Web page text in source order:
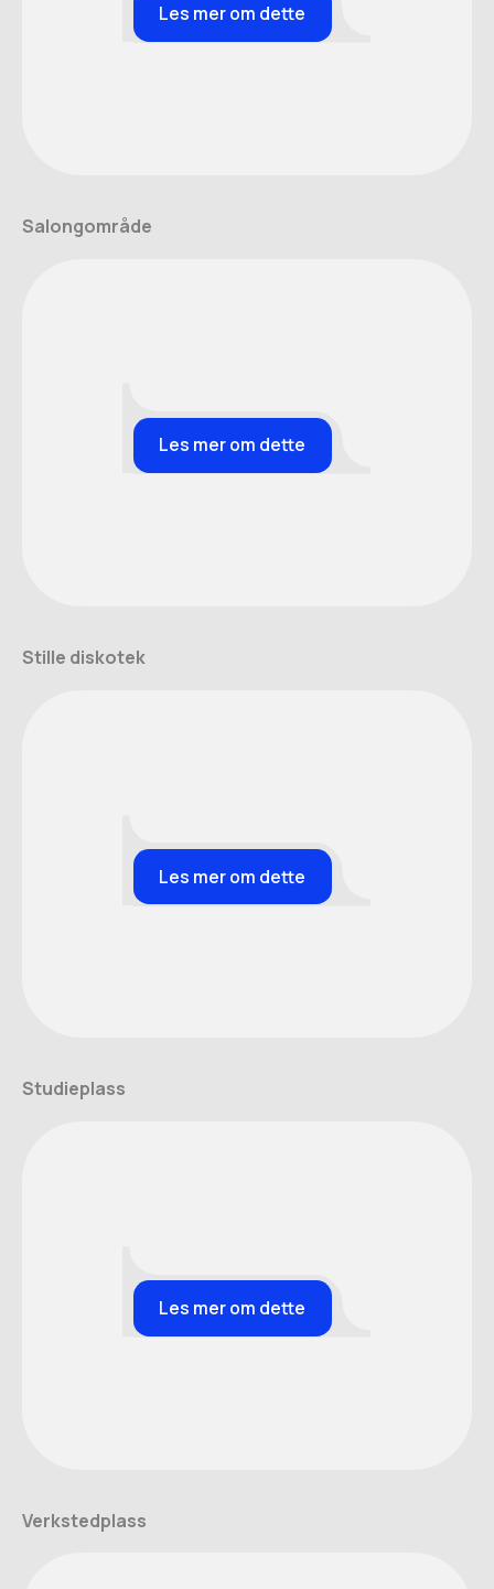
Les mer om dette
Salongområde
Les mer om dette
Stille diskotek
Les mer om dette
Studieplass
Les mer om dette
Verkstedplass